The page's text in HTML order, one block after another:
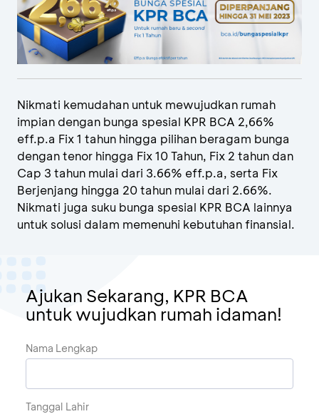
Nikmati kemudahan untuk mewujudkan rumah
impian dengan bunga spesial KPR BCA 2,66%
eff.p.a Fix 1 tahun hingga pilihan beragam bunga
dengan tenor hingga Fix 10 Tahun, Fix 2 tahun dan
Cap 3 tahun mulai dari 3.66% eff.p.a, serta Fix
Berjenjang hingga 20 tahun mulai dari 2.66%.
Nikmati juga suku bunga spesial KPR BCA lainnya
untuk solusi dalam memenuhi kebutuhan finansial.
Ajukan Sekarang, KPR BCA
untuk wujudkan rumah idaman!
Nama Lengkap
Tanggal Lahir